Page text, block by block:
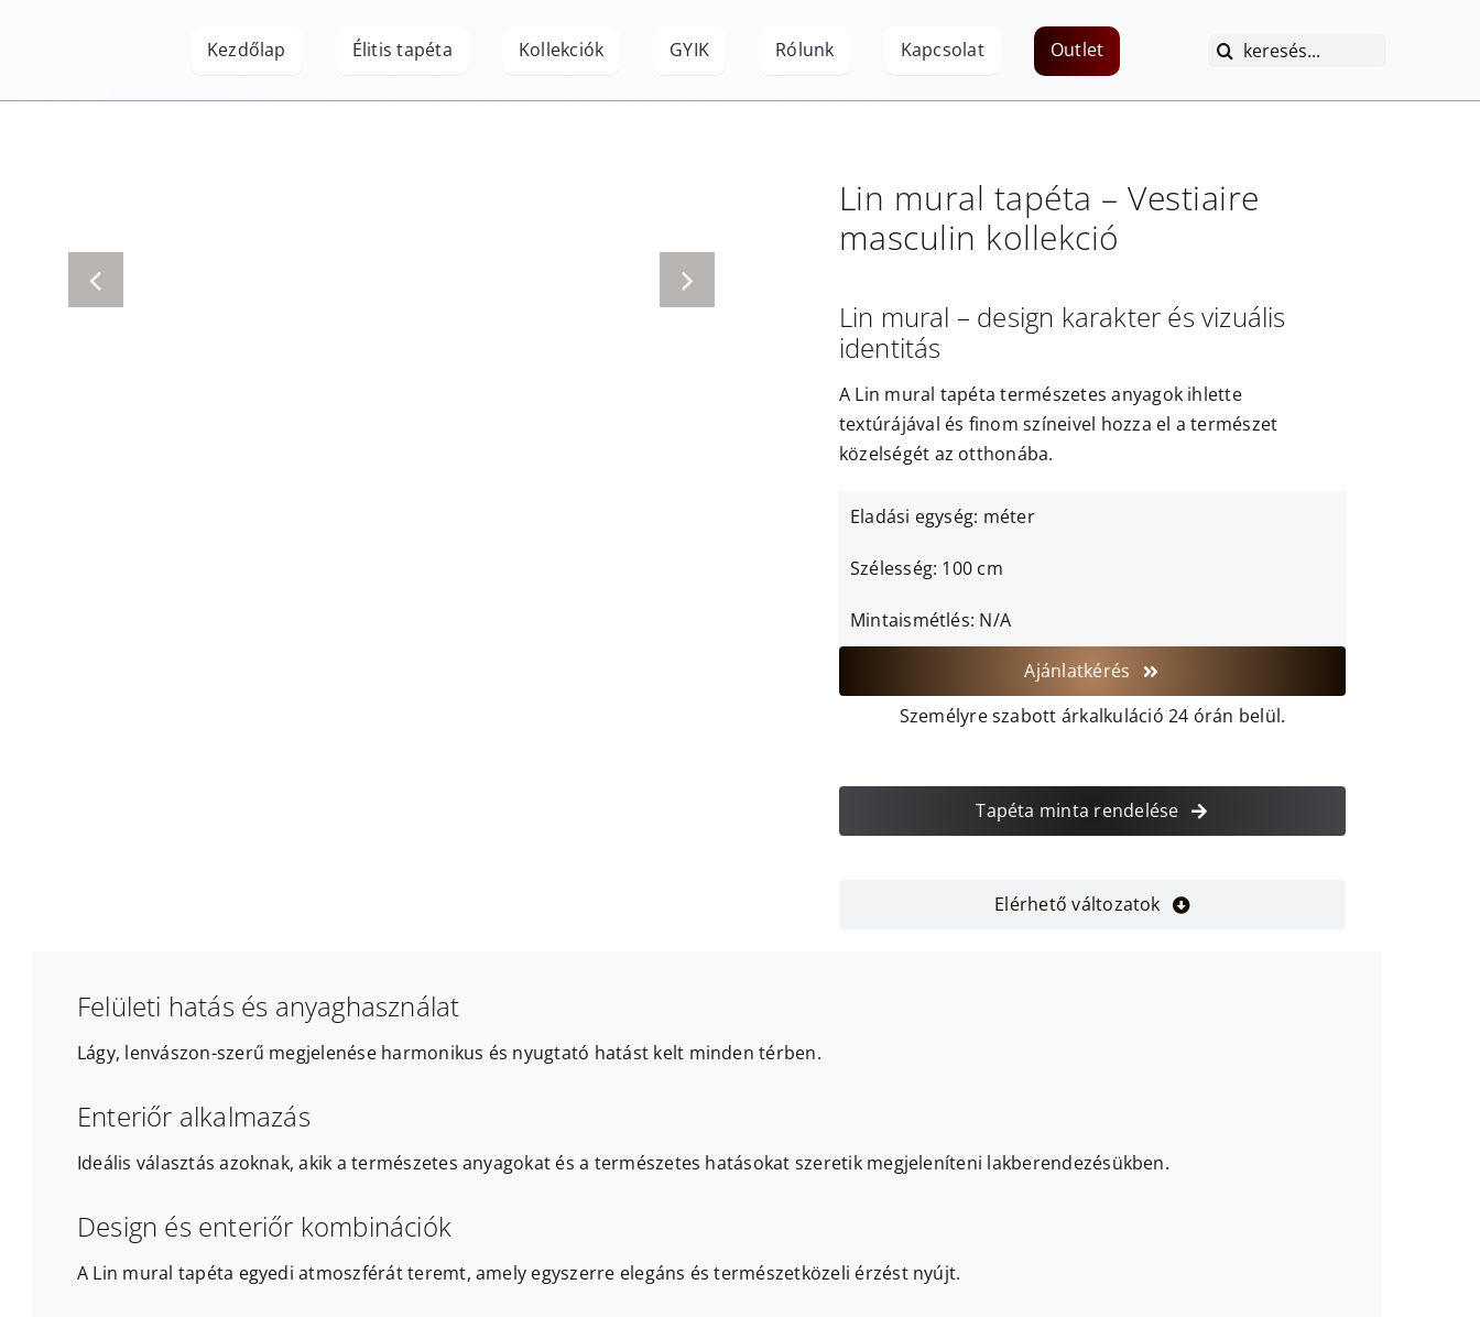
Kezdőlap
Élitis tapéta Kollekciók GYIK Rólunk Kapcsolat Outlet Keresés...
Lin mural tapéta –Vestiaire
masculin kollekció
Lin mural – design karakter és vizuális
identitás
A Lin mural tapéta természetes anyagok ihlette
textúrájával és finom színeivel hozza el a természet
közelségét az otthonába.
Eladási egység: méter
Szélesség: 100 cm
Mintaismétlés: N/A
Ajánlatkérés
Személyre szabott árkalkuláció 24 órán belül.
Tapéta minta rendelése
Elérhető változatok
Felületi hatás és anyaghasználat
Lágy, lenvászon-szerű megjelenése harmonikus és nyugtató hatást kelt minden térben.
Enteriőr alkalmazás
Ideális választás azoknak, akik a természetes anyagokat és a természetes hatásokat szeretik megjeleníteni lakberendezésükben.
Design és enteriőr kombinációk
A Lin mural tapéta egyedi atmoszférát teremt, amely egyszerre elegáns és természetközeli érzést nyújt.